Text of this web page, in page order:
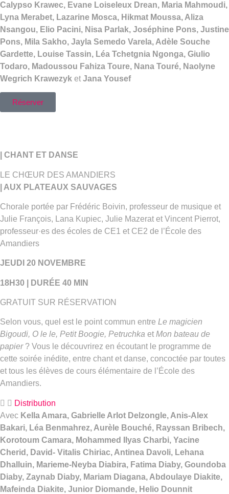
Calypso Krawec, Evane Loiseleux Drean, Maria Mahmoudi,
Lyna Merabet, Lazarine Mosca, Hikmat Moussa, Aliza
Nsangou, Elio Pacini, Nisa Parlak, Joséphine Pons, Justine
Pons, Mila Sakho, Jayla Semedo Varela, Adèle Souche
Gardette, Louise Tassin, Léa Tchetgnia Ngonga, Giulio
Todaro, Madoussou Fahiza Toure, Nana Touré, Naolyne
Wegrich Krawezyk et Jana Yousef
Réserver
| CHANT ET DANSE
LE CHŒUR DES AMANDIERS
| AUX PLATEAUX SAUVAGES
Chorale portée par Frédéric Boivin, professeur de musique et
Julie François, Lana Kupiec, Julie Mazerat et Vincent Pierrot,
professeur·es des écoles de CE1 et CE2 de l’École des
Amandiers
JEUDI 20 NOVEMBRE
18H30 | DURÉE 40 MIN
GRATUIT SUR RÉSERVATION
Selon vous, quel est le point commun entre Le magicien
Bigoudi, O le le, Petit Boogie, Petruchka etMon bateau de
papier? Vous le découvrirez en écoutant le programme de
cette soirée inédite, entre chant et danse, concoctée par toutes
et tous les élèves de cours élémentaire de l’École des
Amandiers.
Distribution
Avec Kella Amara, Gabrielle Arlot Delzongle, Anis-Alex
Bakari, Léa Benmahrez, Aurèle Bouché, Rayssan Bribech,
Korotoum Camara, Mohammed Ilyas Charbi, Yacine
Cherid, David- Vitalis Chiriac, Antinea Davoli, Lehana
Dhalluin, Marieme-Neyba Diabira, Fatima Diaby, Goundoba
Diaby, Zaynab Diaby, Mariam Diagana, Abdoulaye Diakite,
Mafeinda Diakite, Junior Diomande, Helio Dounnit